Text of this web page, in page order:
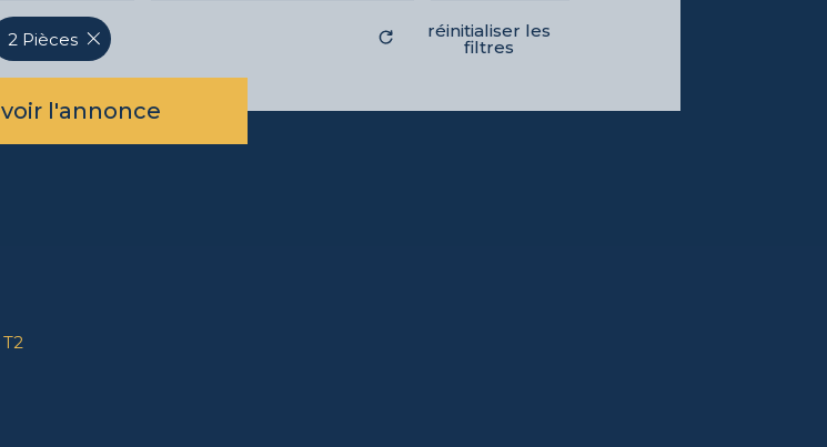
voir l'annonce
2 Pièces réinitialiser les
filtres
T2